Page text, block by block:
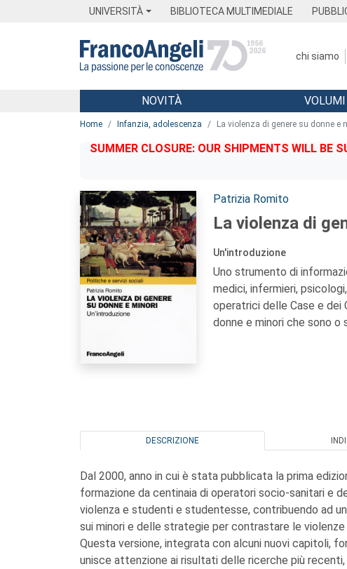
UNIVERSITÀ BIBLIOTECA MULTIMEDIALE
chi siamo
Menu
NOVITÀ VOLUMI
Home Infanzia, adolescenza La violenza di genere su donne e
SUMMER CLOSURE: OUR SHIPMENTS WILL BE
Autori:
Patrizia Romito
La violenza di
Un'introduzione
Uno strumento di
medici, infermieri,
operatrici delle Case e
donne e minori che sono
DESCRIZIONE
Dal 2000, anno in cui è stata pubblicata la prima
formazione da centinaia di operatori socio-sanitari e
violenza e studenti e studentesse, contribuendo ad
sui minori e delle strategie per contrastare le
Questa versione, integrata con alcuni nuovi capitoli,
unisce attenzione ai risultati delle ricerche più